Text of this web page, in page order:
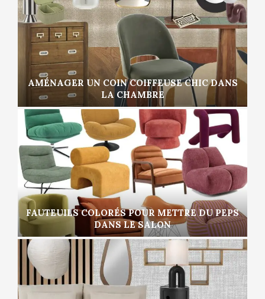
AMÉNAGER UN COIN COIFFEUSE CHIC DANS
LA CHAMBRE
FAUTEUILS COLORÉS POUR METTRE DU PEPS
DANS LE SALON